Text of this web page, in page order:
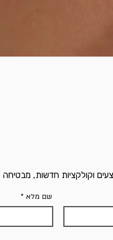
וקולקציות חדשות,
שם מלא